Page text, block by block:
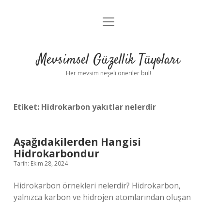
Anasayfa
Yasal Uyarı
menüyü
Mevsimsel Güzellik Tüyoları
Her mevsim neşeli öneriler bul!
Etiket: Hidrokarbon yakıtlar nelerdir
Aşağıdakilerden Hangisi
Hidrokarbondur
Tarih: Ekim 28, 2024
Hidrokarbon örnekleri nelerdir? Hidrokarbon,
yalnızca karbon ve hidrojen atomlarından oluşan